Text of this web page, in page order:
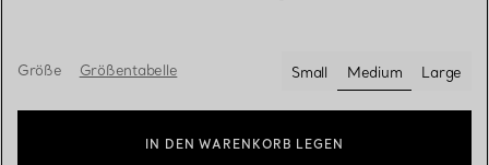
Größe Größentabelle Small
Medium
ausgewählt
Large
IN DEN WARENKORB LEGEN